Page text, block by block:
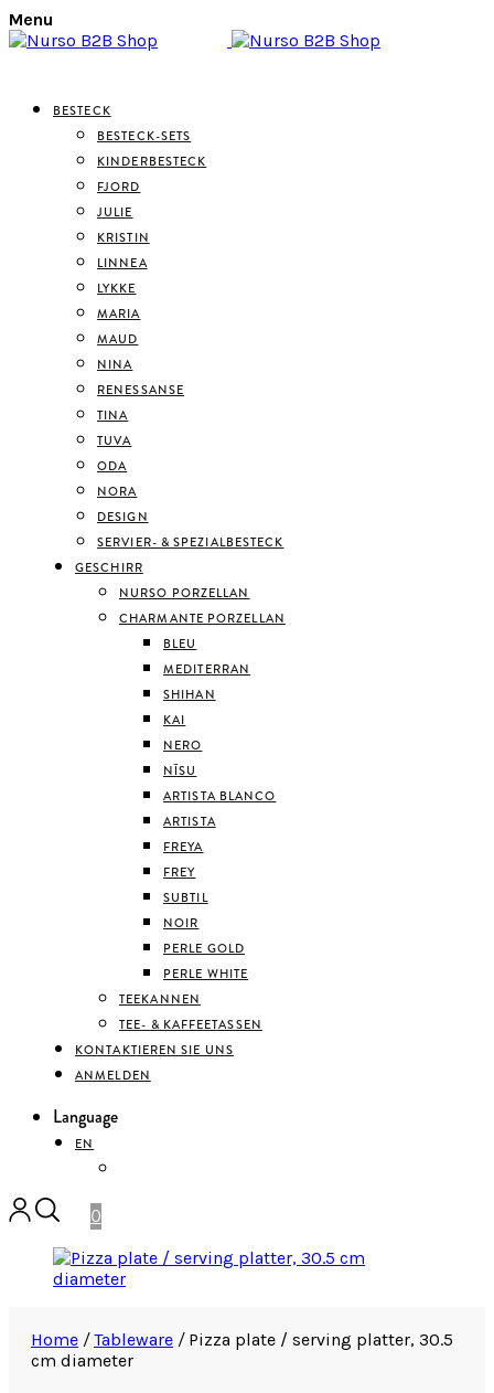
Menu
BESTECK
BESTECK-SETS
KINDERBESTECK
FJORD
JULIE
KRISTIN
LINNEA
LYKKE
MARIA
MAUD
NINA
RENESSANSE
TINA
TUVA
ODA
NORA
DESIGN
SERVIER- & SPEZIALBESTECK
GESCHIRR
NURSO PORZELLAN
CHARMANTE PORZELLAN
BLEU
MEDITERRAN
SHIHAN
KAI
NERO
NĪSU
ARTISTA BLANCO
ARTISTA
FREYA
FREY
SUBTIL
NOIR
PERLE GOLD
PERLE WHITE
TEEKANNEN
TEE- & KAFFEETASSEN
KONTAKTIEREN SIE UNS
ANMELDEN
Language
EN
0
Home / Tableware /Pizza plate / serving platter, 30.5
cm diameter